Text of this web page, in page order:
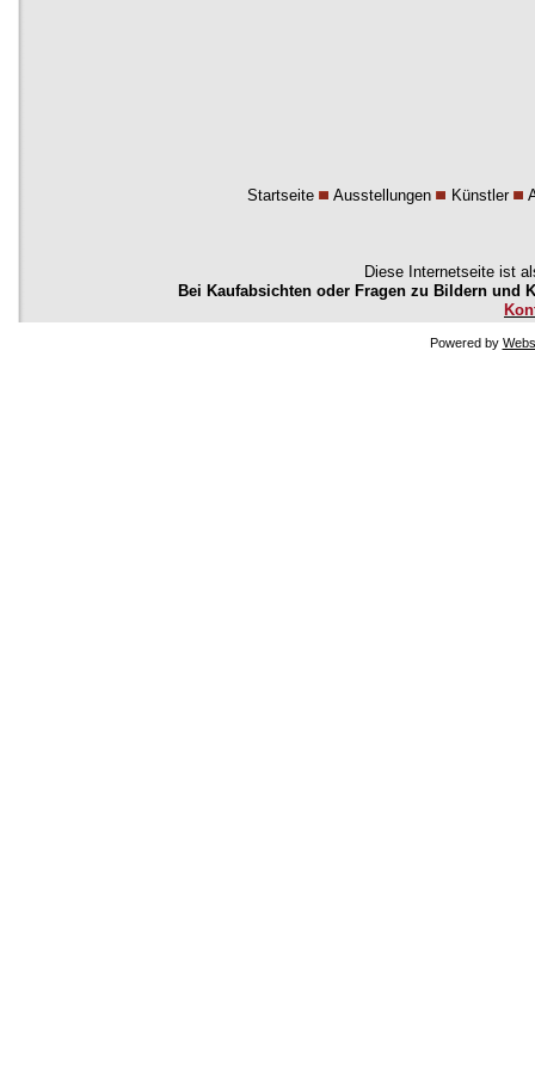
Startseite Ausstellungen Künstler
Diese Internetseite ist
Bei Kaufabsichten oder Fragen zu Bildern
Powered by